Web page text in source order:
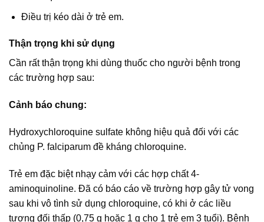
Điều trị kéo dài ở trẻ em.
Thận trọng khi sử dụng
Cần rất thận trọng khi dùng thuốc cho người bệnh trong
các trường hợp sau:
Cảnh báo chung:
Hydroxychloroquine sulfate không hiệu quả đối với các
chủng P. falciparum đề kháng chloroquine.
Trẻ em đặc biệt nhạy cảm với các hợp chất 4-
aminoquinoline. Đã có báo cáo về trường hợp gây tử vong
sau khi vô tình sử dụng chloroquine, có khi ở các liều
tương đối thấp (0,75 g hoặc 1 g cho 1 trẻ em 3 tuổi). Bệnh